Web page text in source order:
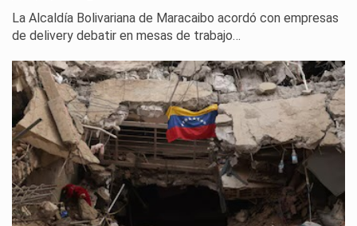
La Alcaldía Bolivariana de Maracaibo acordó con empresas
de delivery debatir en mesas de trabajo…